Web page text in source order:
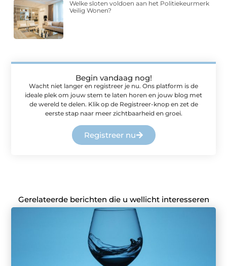
Welke sloten voldoen aan het Politiekeurmerk
Veilig Wonen?
Begin vandaag nog!
Wacht niet langer en registreer je nu. Ons platform is de
ideale plek om jouw stem te laten horen en jouw blog met
de wereld te delen. Klik op de Registreer-knop en zet de
eerste stap naar meer zichtbaarheid en groei.
Registreer nu
Gerelateerde berichten die u wellicht interesseren